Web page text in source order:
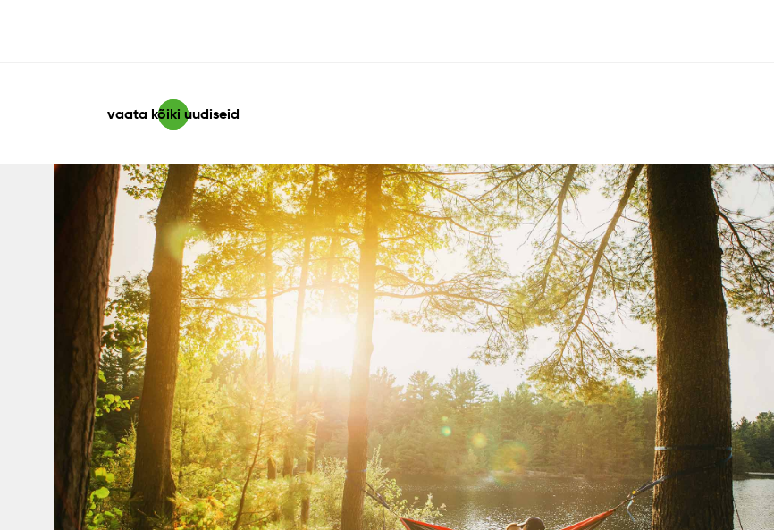
vaata kõiki uudiseid